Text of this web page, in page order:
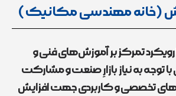
(خانه مهندسی مکانیک)
رویکرد تمرکز بر آموزش‌های فنی و
توجه به نیاز بازارِ صنعت و مشارکت
تخصصی و کاربردی جهت افزایش